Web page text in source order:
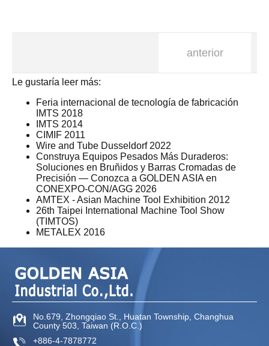
anterior
Le gustaría leer más:
Feria internacional de tecnología de fabricación
IMTS 2018
IMTS 2014
CIMIF 2011
Wire and Tube Dusseldorf 2022
Construya Equipos Pesados Más Duraderos:
Soluciones en Bruñidos y Barras Cromadas de
Precisión — Conozca a GOLDEN ASIA en
CONEXPO-CON/AGG 2026
AMTEX - Asian Machine Tool Exhibition 2012
26th Taipei International Machine Tool Show
(TIMTOS)
METALEX 2016
No.679, Zhongqiao St Huatan Township Changhua
County 503 Taiwan (R.O.C.)
+886-4-7878772